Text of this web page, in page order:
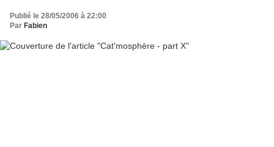
Publié le 28/05/2006 à 22:00
Par Fabien